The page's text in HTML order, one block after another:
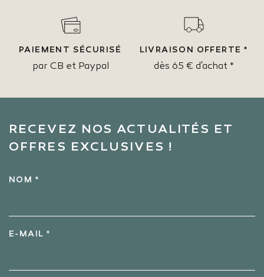
PAIEMENT SÉCURISÉ
par CB et Paypal
LIVRAISON OFFERTE *
dès 65 € d'achat *
RECEVEZ NOS ACTUALITÉS ET
OFFRES EXCLUSIVES !
NOM *
E-MAIL *